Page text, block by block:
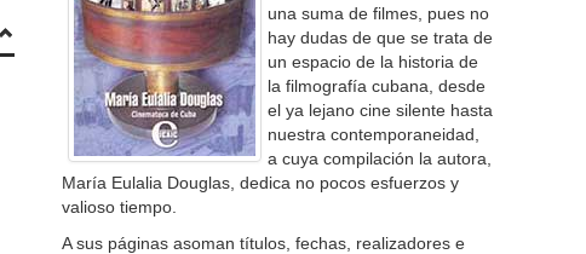
una suma de filmes, pues no
hay dudas de que se trata de
un espacio de la historia de
la filmografía cubana, desde
el ya lejano cine silente hasta
nuestra contemporaneidad,
a cuya compilación la autora,
María Eulalia Douglas, dedica no pocos esfuerzos y
valioso tiempo.
A sus páginas asoman títulos, fechas, realizadores e